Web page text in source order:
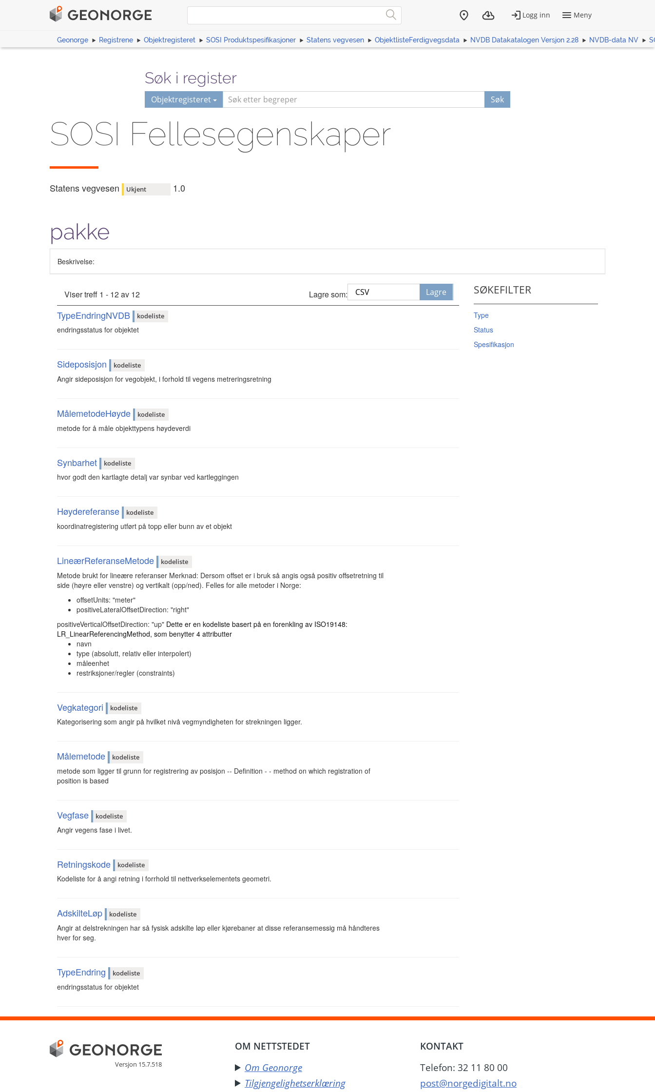
Geonorge Registrene Objektregisteret SOSI Produktspesifikasjoner Statens vegvesen ObjektlisteFerdigvegsdata NVDB Datakatalogen Versjon 2.28 NVDB-data NV
Søk i register
Objektregisteret Søk
SOSI Fellesegenskaper
Statens vegvesen Ukjent 1.0
pakke
Beskrivelse:
Viser treff 1 - 12 av 12 Lagre som: Lagre
TypeEndringNVDB kodeliste
endringsstatus for objektet
Sideposisjon kodeliste
Angir sideposisjon for vegobjekt, i forhold til vegens metreringsretning
MålemetodeHøyde kodeliste
metode for å måle objekttypens høydeverdi
Synbarhet kodeliste
hvor godt den kartlagte detalj var synbar ved kartleggingen
Høydereferanse kodeliste
koordinatregistering utført på topp eller bunn av et objekt
LineærReferanseMetode kodeliste
Metode brukt for lineære referanser Merknad: Dersom offset er i bruk så angis også positiv offsetretning til
side (høyre eller venstre) og vertikalt (opp/ned). Felles for alle metoder i Norge:
offsetUnits: "meter"
positiveLateralOffsetDirection: "right"
positiveVerticalOffsetDirection: "up" Dette er en kodeliste basert på en forenkling av ISO19148:
LR_LinearReferencingMethod, som benytter 4 attributter
navn
type (absolutt, relativ eller interpolert)
måleenhet
restriksjoner/regler (constraints)
Vegkategori kodeliste
Kategorisering som angir på hvilket nivå vegmyndigheten for strekningen ligger.
Målemetode kodeliste
metode som ligger til grunn for registrering av posisjon -- Definition - - method on which registration of
position is based
Vegfase kodeliste
Angir vegens fase i livet.
Retningskode kodeliste
Kodeliste for å angi retning i forrhold til nettverkselementets geometri.
AdskilteLøp kodeliste
Angir at delstrekningen har så fysisk adskilte løp eller kjørebaner at disse referansemessig må håndteres
hver for seg.
TypeEndring kodeliste
endringsstatus for objektet
SØKEFILTER
Type
Status
Spesifikasjon